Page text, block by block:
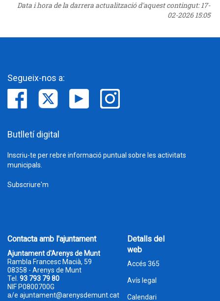
Data i hora de la darrera actualització d'aquest contingut:17-
02-2026 15:05
Segueix-nos a:
Butlletí digital
Inscriu-te per rebre informació puntual sobre les activitats
municipals.
Subscriure'm
Contacta amb l'ajuntament
Ajuntament d'Arenys de Munt
Rambla Francesc Macià, 59
08358 - Arenys de Munt
Tel. 93 793 79 80
NIF P0800700G
a/e ajuntament@arenysdemunt.cat
Detalls del
web
Accés 365
Avís legal
Calendari